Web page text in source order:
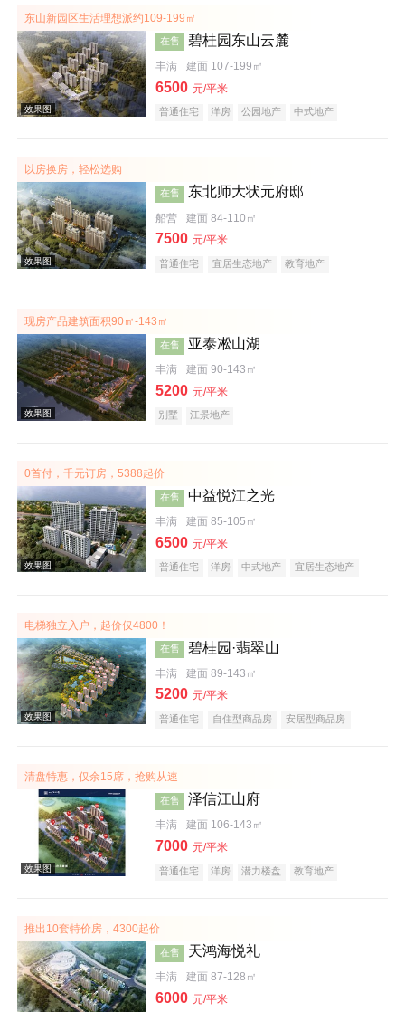
效果图
效果图
东山新园区生活理想派约109-199㎡
效果图
在售 碧桂园东山云麓
丰满 建面 107-199㎡
6500 元/平米
普通住宅 洋房 公园地产
中式地产
以房换房，轻松选购
在售 东北师大状元府邸
船营 建面 84-110㎡
7500 元/平米
普通住宅 宜居生态地产 教育地产
现房产品建筑面积90㎡-143㎡
在售 亚泰凇山湖
丰满 建面 90-143㎡
5200 元/平米
别墅 江景地产
0首付，千元订房，5388起价
在售 中益悦江之光
丰满 建面 85-105㎡
6500 元/平米
普通住宅 洋房 中式地产
宜居生态地产
电梯独立入户，起价仅4800！
在售 碧桂园·翡翠山
丰满 建面 89-143㎡
5200 元/平米
普通住宅 自住型商品房
安居型商品房
清盘特惠，仅余15席，抢购从速
在售 泽信江山府
丰满 建面 106-143㎡
7000 元/平米
普通住宅 洋房 潜力楼盘
教育地产
推出10套特价房，4300起价
在售 天鸿海悦礼
丰满 建面 87-128㎡
6000 元/平米